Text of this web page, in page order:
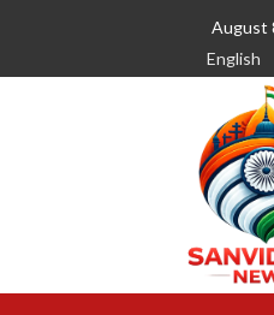
August
English